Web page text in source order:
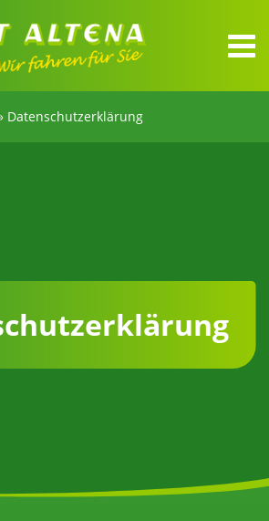
Datenschutzerklärung